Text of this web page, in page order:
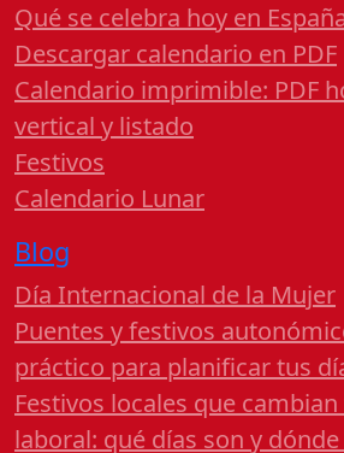
Qué se celebra hoy en
Descargar calendario en PDF
Calendario imprimible: PDF
vertical y listado
Festivos
Calendario Lunar
Blog
Día Internacional de la Mujer
Puentes y festivos
práctico para planificar tus
Festivos locales que
laboral: qué días son y